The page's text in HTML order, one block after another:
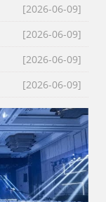
[2026-06-09]
[2026-06-09]
[2026-06-09]
[2026-06-09]